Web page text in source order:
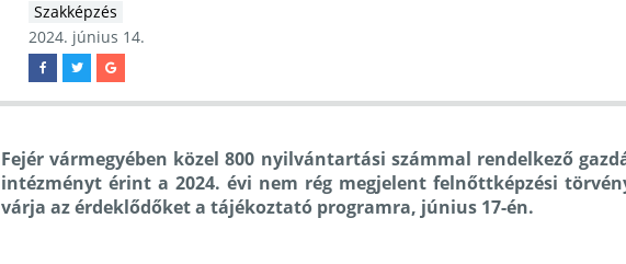
Szakképzés
2024. június 14.
Fejér vármegyében közel 800 nyilvántartási számmal rendelkező
intézményt érint a 2024. évi nem rég megjelent felnőttképzési
várja az érdeklődőket a tájékoztató programra, június 17-én.